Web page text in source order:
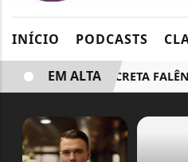
INÍCIO PODCASTS
JUSTIÇA DECRETA
EM ALTA